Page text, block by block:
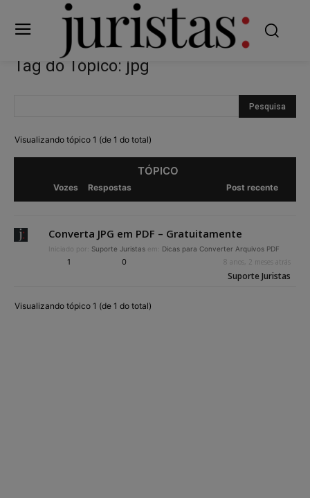
Tag do Tópico: jpg
Visualizando tópico 1 (de 1 do total)
TÓPICO
Vozes Respostas Post recente
Converta JPG em PDF – Gratuitamente
Iniciado por: Suporte Juristas em: Dicas para Converter Arquivos PDF
1 0 8 anos, 2 meses atrás
Suporte Juristas
Visualizando tópico 1 (de 1 do total)